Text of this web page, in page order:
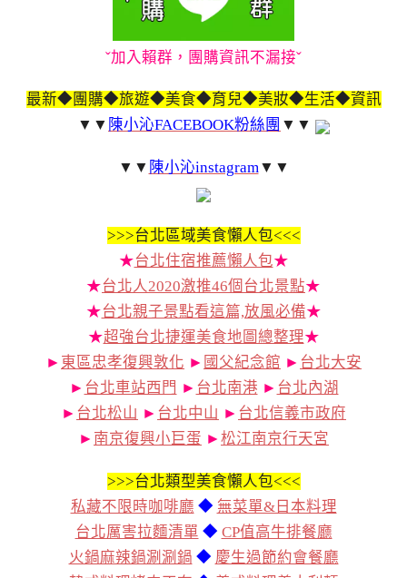
ˇ加入賴群，團購資訊不漏接ˇ
最新◆團購◆旅遊◆美食◆育兒◆美妝◆生活◆資訊
▼▼ 陳小沁FACEBOOK粉絲團 ▼▼
▼▼ 陳小沁instagram▼▼
>>>台北區域美食懶人包<<<
★台北住宿推薦懶人包★
★台北人2020激推46個台北景點★
★台北親子景點看這篇,放風必備★
★超強台北捷運美食地圖總整理★
► 東區忠孝復興敦化 ► 國父紀念館 ► 台北大安
► 台北車站西門 ► 台北南港 ► 台北內湖
► 台北松山 ► 台北中山 ► 台北信義市政府
► 南京復興小巨蛋 ► 松江南京行天宮
>>>台北類型美食懶人包<<<
私藏不限時咖啡廳 ◆ 無菜單&日本料理
台北厲害拉麵清單 ◆ CP值高牛排餐廳
火鍋麻辣鍋涮涮鍋 ◆ 慶生過節約會餐廳